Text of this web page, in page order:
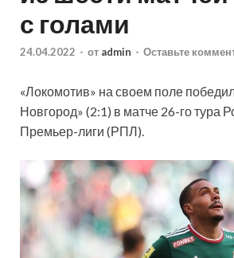
с голами
24.04.2022 - от admin - Оставьте
«Локомотив» на своем поле
Новгород» (2:1) в матче 26-го тура
Премьер-лиги (РПЛ).